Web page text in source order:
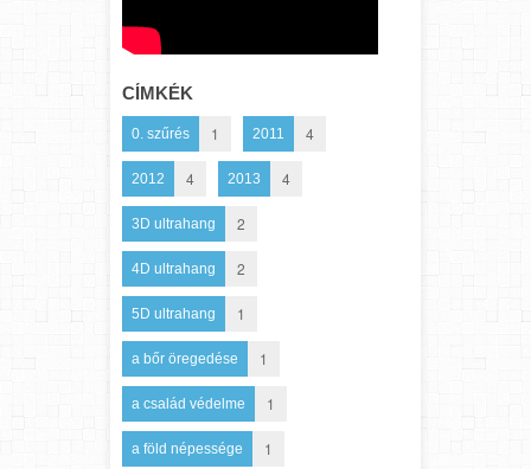
CÍMKÉK
0. szűrés 1 2011 4
2012 4 2013 4
3D ultrahang 2
4D ultrahang 2
5D ultrahang 1
a bőr öregedése 1
a család védelme 1
a föld népessége 1